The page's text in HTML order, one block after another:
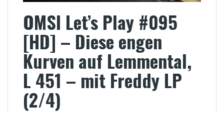
OMSI Let’s Play #095
[HD] – Diese engen
Kurven auf Lemmental,
L 451 – mit Freddy LP
(2/4)